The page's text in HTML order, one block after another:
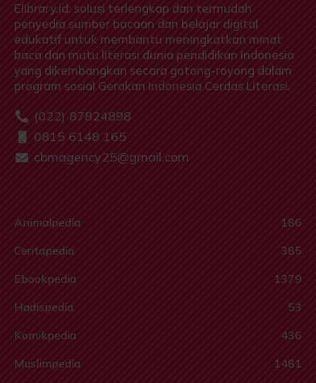
Elibrary.id: solusi terlengkap dan termudah
penyedia sumber bacaan dan belajar digital
edukatif untuk membantu meningkatkan minat
baca dan mutu literasi dunia pendidikan Indonesia
yang dikembangkan secara gotong-royong dalam
program sosial Gerakan Indonesia Cerdas Literasi.
(022) 87824898
0815 6148 165
cbmagency25@gmail.com
Animalpedia
186
Ceritapedia
385
Ebookpedia
1379
Hadispedia
53
Komikpedia
436
Muslimpedia
1481